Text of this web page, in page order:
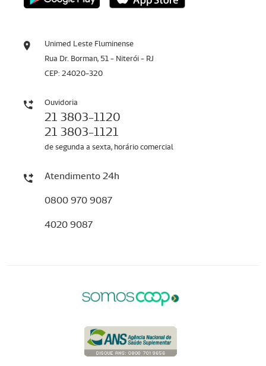
Unimed Leste Fluminense
Rua Dr. Borman, 51 - Niterói - RJ
CEP: 24020-320
Ouvidoria
21 3803-1120
21 3803-1121
de segunda a sexta, horário comercial
Atendimento 24h
0800 970 9087
4020 9087